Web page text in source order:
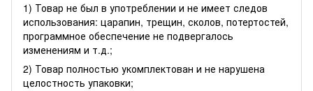
1) Товар не был в употреблении и не имеет следов
использования: царапин, трещин, сколов, потертостей,
программное обеспечение не подвергалось
изменениям и т.д.;
2) Товар полностью укомплектован и не нарушена
целостность упаковки;